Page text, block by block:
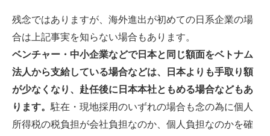
残念ではありますが、海外進出が初めての日系企業の場
合は上記事実を知らない場合もあります。
ベンチャー・中小企業などで日本と同じ額面をベトナム
法人から支給している場合などは、日本よりも手取り額
が少なくなり、赴任後に日本本社ともめる場合などもあ
ります。 駐在・現地採用のいずれの場合も念の為に個人
所得税の税負担が会社負担なのか、個人負担なのかを確